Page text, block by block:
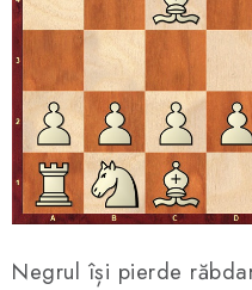
Negrul își pierde